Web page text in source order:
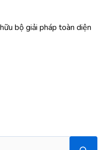
bộ giải pháp toàn diện